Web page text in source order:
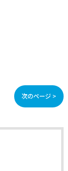
次のページ >